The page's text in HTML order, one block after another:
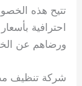
تتيح هذه
احترافية
ورضاهم عن
شركة تنظيف